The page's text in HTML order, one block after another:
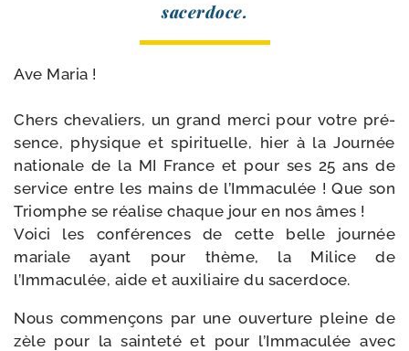
sacerdoce.
Ave Maria !
Chers che­va­liers, un grand mer­ci pour votre pré­
sence, phy­sique et spi­ri­tuelle, hier à la Journée
natio­nale de la MI France et pour ses 25 ans de
ser­vice entre les mains de l’Immaculée ! Que son
Triomphe se réa­lise chaque jour en nos âmes !
Voici les confé­rences de cette belle jour­née
mariale ayant pour thème, la Milice de
l’Immaculée, aide et auxi­liaire du sacerdoce.
Nous com­men­çons par une ouver­ture pleine de
zèle pour la sain­te­té et pour l’Immaculée avec